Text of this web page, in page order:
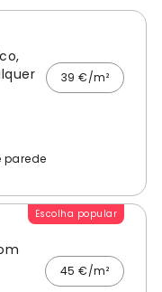
39 €/m²
Escolha popular
45 €/m²